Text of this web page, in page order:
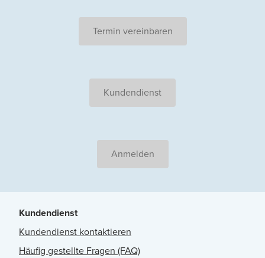
Termin vereinbaren
Kundendienst
Anmelden
Kundendienst
Kundendienst kontaktieren
Häufig gestellte Fragen (FAQ)